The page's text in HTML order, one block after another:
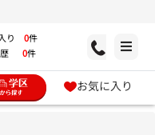
り 0件
歴 0件
お気に入り